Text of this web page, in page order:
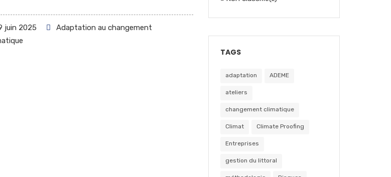
juin 2025
Adaptation au changement
TAGS
adaptation ADEME
ateliers
changement climatique
Climat Climate Proofing
Entreprises
gestion du littoral